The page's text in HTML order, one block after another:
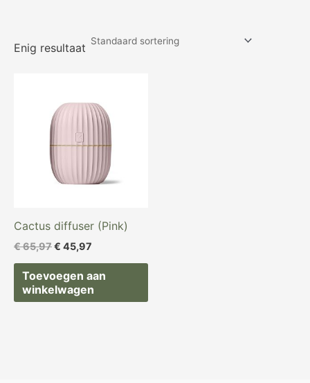
Enig resultaat
Cactus diffuser (Pink)
€65,97
was:
€ 65,97.
€ 45,97
is:
€ 45,97.
Toevoegen aan
winkelwagen